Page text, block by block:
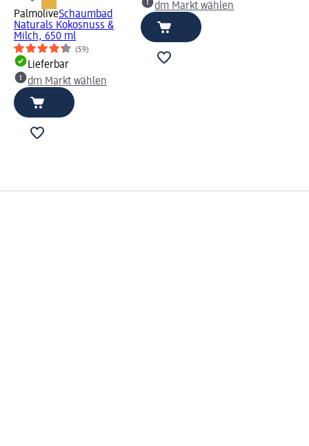
PalmoliveSchaumbad
Naturals Kokosnuss &
Milch, 650 ml
(59)
Lieferbar
dm Markt wählen
dm Markt wählen